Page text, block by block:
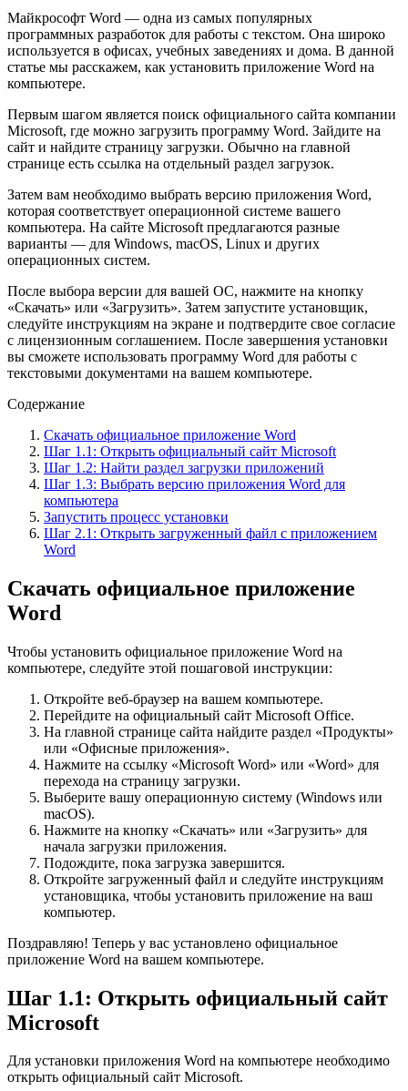
Майкрософт Word — одна из самых популярных
программных разработок для работы с текстом. Она широко
используется в офисах, учебных заведениях и дома. В данной
статье мы расскажем, как установить приложение Word на
компьютере.
Первым шагом является поиск официального сайта компании
Microsoft, где можно загрузить программу Word. Зайдите на
сайт и найдите страницу загрузки. Обычно на главной
странице есть ссылка на отдельный раздел загрузок.
Затем вам необходимо выбрать версию приложения Word,
которая соответствует операционной системе вашего
компьютера. На сайте Microsoft предлагаются разные
варианты — для Windows, macOS, Linux и других
операционных систем.
После выбора версии для вашей ОС, нажмите на кнопку
«Скачать» или «Загрузить». Затем запустите установщик,
следуйте инструкциям на экране и подтвердите свое согласие
с лицензионным соглашением. После завершения установки
вы сможете использовать программу Word для работы с
текстовыми документами на вашем компьютере.
Содержание
Скачать официальное приложение Word
Шаг 1.1: Открыть официальный сайт Microsoft
Шаг 1.2: Найти раздел загрузки приложений
Шаг 1.3: Выбрать версию приложения Word для
компьютера
Запустить процесс установки
Шаг 2.1: Открыть загруженный файл с приложением
Word
Скачать официальное приложение
Word
Чтобы установить официальное приложение Word на
компьютере, следуйте этой пошаговой инструкции:
Откройте веб-браузер на вашем компьютере.
Перейдите на официальный сайт Microsoft Office.
На главной странице сайта найдите раздел «Продукты»
или «Офисные приложения».
Нажмите на ссылку «Microsoft Word» или «Word» для
перехода на страницу загрузки.
Выберите вашу операционную систему (Windows или
macOS).
Нажмите на кнопку «Скачать» или «Загрузить» для
начала загрузки приложения.
Подождите, пока загрузка завершится.
Откройте загруженный файл и следуйте инструкциям
установщика, чтобы установить приложение на ваш
компьютер.
Поздравляю! Теперь у вас установлено официальное
приложение Word на вашем компьютере.
Шаг 1.1: Открыть официальный сайт
Microsoft
Для установки приложения Word на компьютере необходимо
открыть официальный сайт Microsoft.